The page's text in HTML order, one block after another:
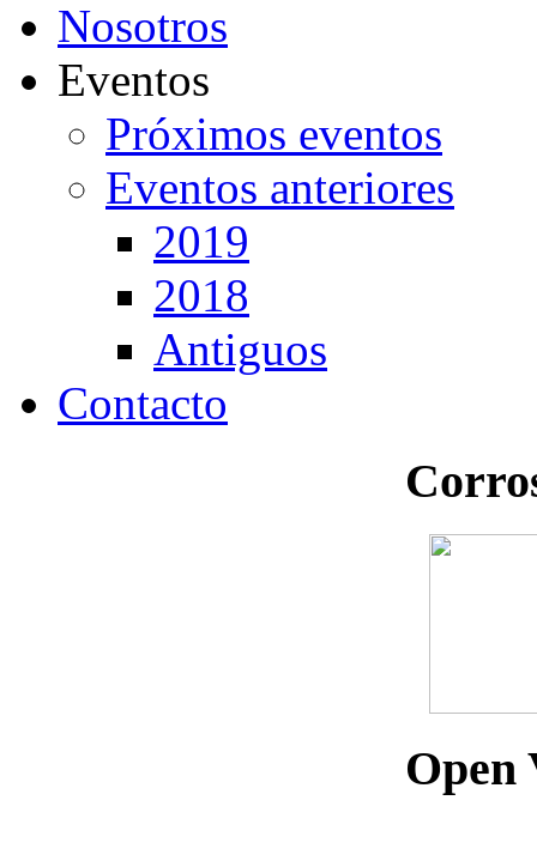
Nosotros
Eventos
Próximos eventos
Eventos anteriores
2019
2018
Antiguos
Contacto
Open